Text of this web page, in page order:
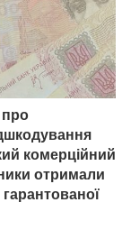
комерційний
отримали